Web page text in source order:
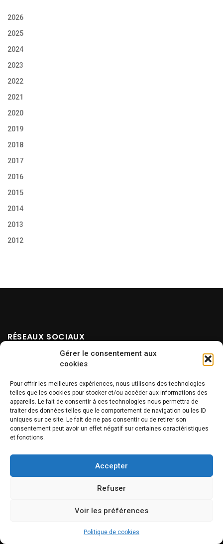
Gérer le consentement aux
cookies
Pour offrir les meilleures expériences, nous utilisons des technologies
telles que les cookies pour stocker et/ou accéder aux informations des
appareils. Le fait de consentir à ces technologies nous permettra de
traiter des données telles que le comportement de navigation ou les ID
uniques sur ce site. Le fait de ne pas consentir ou de retirer son
consentement peut avoir un effet négatif sur certaines caractéristiques
et fonctions.
Accepter
Refuser
Voir les préférences
Politique de cookies
2026
2025
2024
2023
2022
2021
2020
2019
2018
2017
2016
2015
2014
2013
2012
RÉSEAUX SOCIAUX
NEWSLETTER